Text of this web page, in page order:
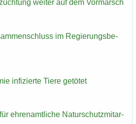
wei­ter auf dem Vor­marsch
im Re­gie­rungs­be­
in­fi­zier­te Tiere ge­tö­tet
eh­ren­amt­li­che Na­tur­schutz­mit­ar­